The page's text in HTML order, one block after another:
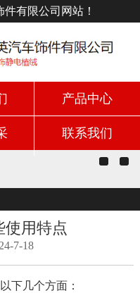
有限公司网站！
产品中心
联系我们
使用特点
7-18
下几个方面：